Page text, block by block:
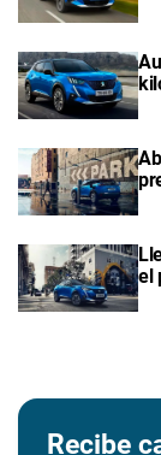
el
Recibe